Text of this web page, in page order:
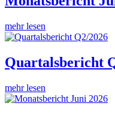
mehr lesen
Quartalsbericht
mehr lesen